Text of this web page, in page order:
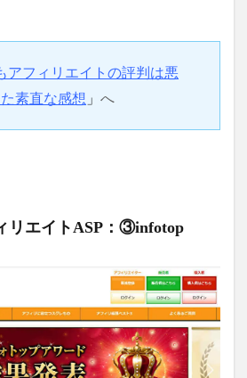
アフィリエイトの評判は悪
素直な感想 」 へ
リエイトASP：③infotop